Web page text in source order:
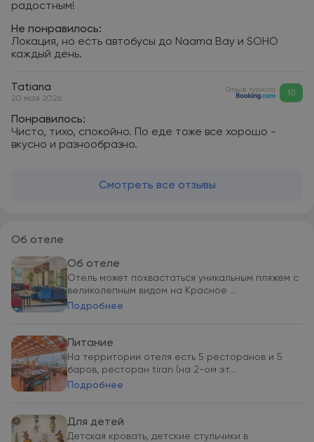
радостным!
Не понравилось:
Локация, но есть автобусы до Naama Bay и SOHO
каждый день.
Tatiana
20 мая 2026
Отзыв туриста 10
Понравилось:
Чисто, тихо, спокойно. По еде тоже все хорошо -
вкусно и разнообразно.
Смотреть все отзывы
Об отеле
Об отеле
Отель может похвастаться уникальным пляжем с
великолепным видом на Красное ...
Подробнее
Питание
На территории отеля есть 5 ресторанов и 5
баров, ресторан tiran (на 2-ом эт...
Подробнее
Для детей
Детская кровать, детские стульчики в